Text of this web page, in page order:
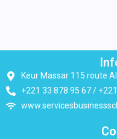
Keur Massar 115 route
+221 33 878 95 67 /